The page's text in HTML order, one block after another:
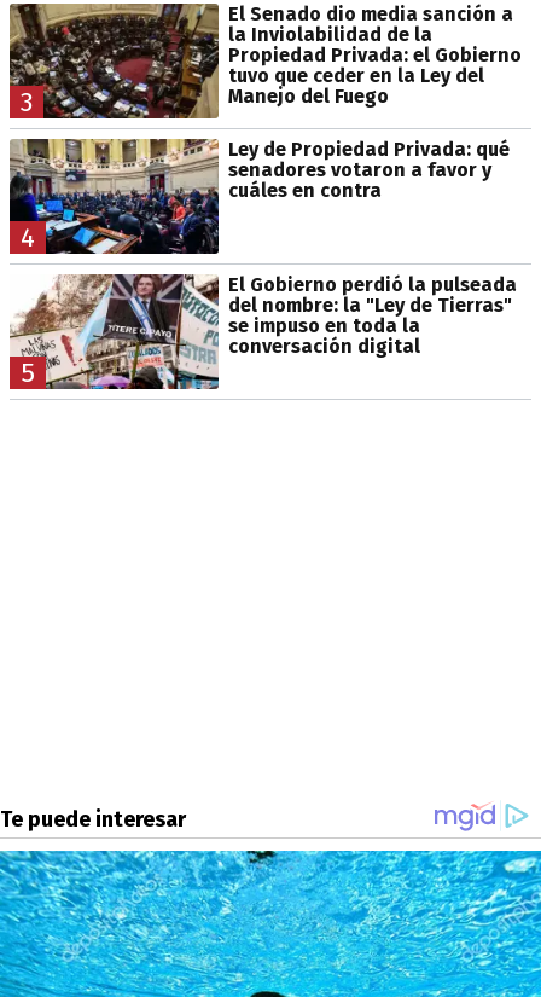
3
El Senado dio media sanción a
la Inviolabilidad de la
Propiedad Privada: el Gobierno
tuvo que ceder en la Ley del
Manejo del Fuego
4
Ley de Propiedad Privada: qué
senadores votaron a favor y
cuáles en contra
5
El Gobierno perdió la pulseada
del nombre: la "Ley de Tierras"
se impuso en toda la
conversación digital